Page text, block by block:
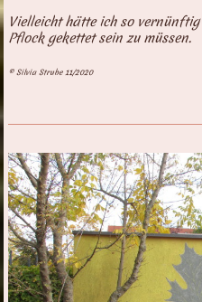
Vielleicht hätte ich so
Pflock gekettet sein zu müssen.
© Silvia Strube 11/2020